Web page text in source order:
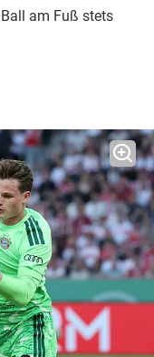
am Fuß stets